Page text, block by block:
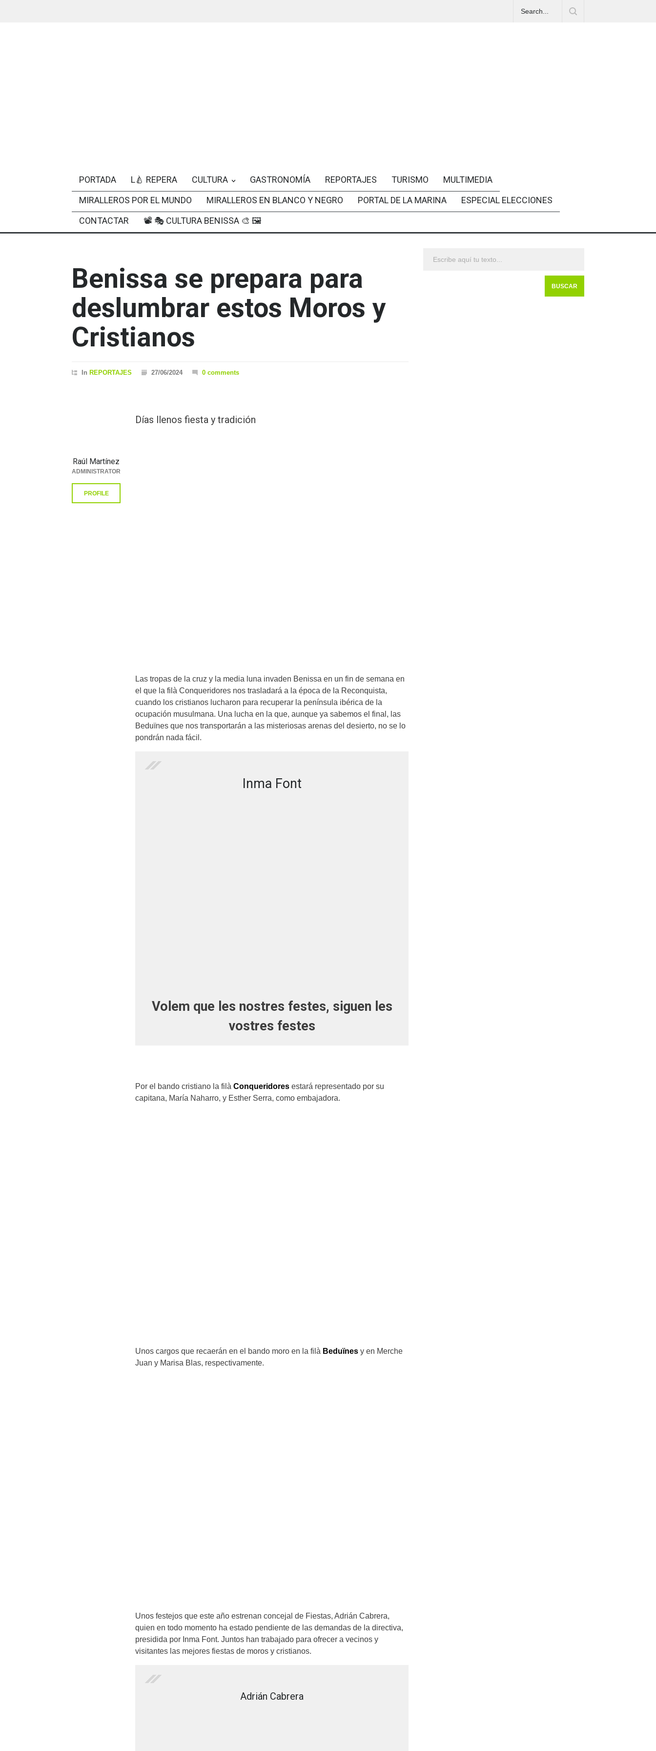
PORTADA L🍐 REPERA CULTURA GASTRONOMÍA REPORTAJES TURISMO
MULTIMEDIA
MIRALLEROS POR EL MUNDO
MIRALLEROS EN BLANCO Y NEGRO PORTAL DE LA MARINA
ESPECIAL ELECCIONES
CONTACTAR
📽 🎭 CULTURA BENISSA 🎨 🖼
Benissa se prepara para
deslumbrar estos Moros y
Cristianos
In REPORTAJES 27/06/2024 0 comments
Días llenos fiesta y tradición
Las tropas de la cruz y la media luna invaden Benissa en un fin de semana en
el que la filà Conqueridores nos trasladará a la época de la Reconquista,
cuando los cristianos lucharon para recuperar la península ibérica de la
ocupación musulmana. Una lucha en la que, aunque ya sabemos el final, las
Beduïnes que nos transportarán a las misteriosas arenas del desierto, no se lo
pondrán nada fácil.
Inma Font
Volem que les nostres festes, siguen les
vostres festes
Por el bando cristiano la filà Conqueridores estará representado por su
capitana, María Naharro, y Esther Serra, como embajadora.
Unos cargos que recaerán en el bando moro en la filà Beduïnes y en Merche
Juan y Marisa Blas, respectivamente.
Unos festejos que este año estrenan concejal de Fiestas, Adrián Cabrera,
quien en todo momento ha estado pendiente de las demandas de la directiva,
presidida por Inma Font. Juntos han trabajado para ofrecer a vecinos y
visitantes las mejores fiestas de moros y cristianos.
Adrián Cabrera
Raúl Martínez
ADMINISTRATOR
PROFILE